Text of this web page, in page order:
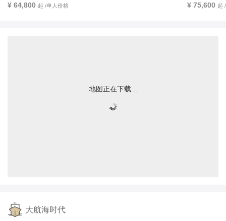
¥ 64,800 起 /单人价格 ¥ 75,600 起
地图正在下载...
大航海时代